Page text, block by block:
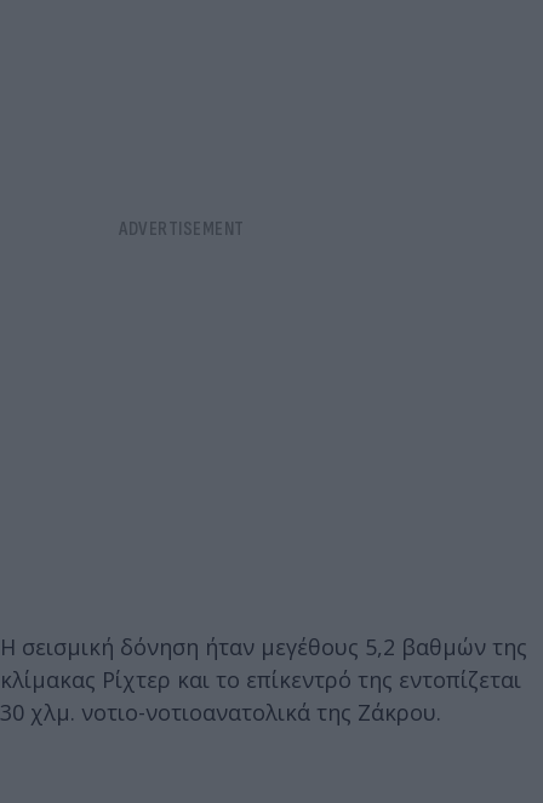
Η σεισμική δόνηση ήταν μεγέθους 5,2 βαθμών της
κλίμακας Ρίχτερ και το επίκεντρό της εντοπίζεται
30 χλμ. νοτιο-νοτιοανατολικά της Ζάκρου.